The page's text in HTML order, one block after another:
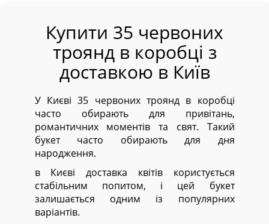
Купити 35 червоних
троянд в коробці з
доставкою в Київ
У Києві 35 червоних троянд в коробці
часто обирають для привітань,
романтичних моментів та свят. Такий
букет часто обирають для дня
народження.
в Києві доставка квітів користується
стабільним попитом, і цей букет
залишається одним із популярних
варіантів.